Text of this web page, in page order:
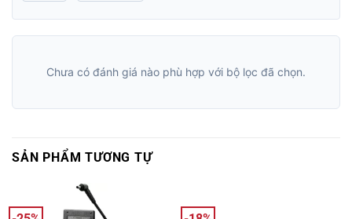
Chưa có đánh giá nào phù hợp với bộ lọc đã chọn.
SẢN PHẨM TƯƠNG TỰ